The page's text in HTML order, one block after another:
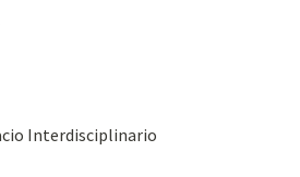
Interdisciplinario